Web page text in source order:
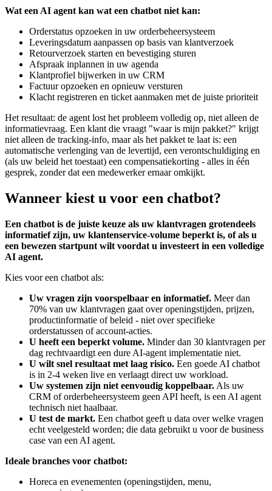
Wat een AI agent kan wat een chatbot niet kan:
Orderstatus opzoeken in uw orderbeheersysteem
Leveringsdatum aanpassen op basis van klantverzoek
Retourverzoek starten en bevestiging sturen
Afspraak inplannen in uw agenda
Klantprofiel bijwerken in uw CRM
Factuur opzoeken en opnieuw versturen
Klacht registreren en ticket aanmaken met de juiste prioriteit
Het resultaat: de agent lost het probleem volledig op, niet alleen de
informatievraag. Een klant die vraagt "waar is mijn pakket?" krijgt
niet alleen de tracking-info, maar als het pakket te laat is: een
automatische verlenging van de levertijd, een verontschuldiging en
(als uw beleid het toestaat) een compensatiekorting - alles in één
gesprek, zonder dat een medewerker ernaar omkijkt.
Wanneer kiest u voor een chatbot?
Een chatbot is de juiste keuze als uw klantvragen grotendeels
informatief zijn, uw klantenservice-volume beperkt is, of als u
een bewezen startpunt wilt voordat u investeert in een volledige
AI agent.
Kies voor een chatbot als:
Uw vragen zijn voorspelbaar en informatief. Meer dan
70% van uw klantvragen gaat over openingstijden, prijzen,
productinformatie of beleid - niet over specifieke
orderstatussen of account-acties.
U heeft een beperkt volume. Minder dan 30 klantvragen per
dag rechtvaardigt een dure AI-agent implementatie niet.
U wilt snel resultaat met laag risico. Een goede AI chatbot
is in 2-4 weken live en verlaagt direct uw workload.
Uw systemen zijn niet eenvoudig koppelbaar. Als uw
CRM of orderbeheersysteem geen API heeft, is een AI agent
technisch niet haalbaar.
U test de markt. Een chatbot geeft u data over welke vragen
echt veelgesteld worden; die data gebruikt u voor de business
case van een AI agent.
Ideale branches voor chatbot:
Horeca en evenementen (openingstijden, menu,